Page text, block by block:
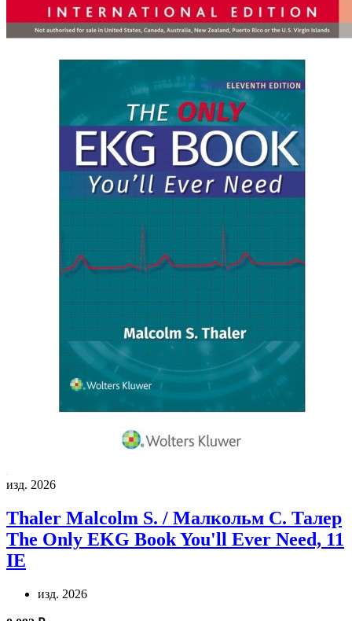
изд. 2026
Thaler Malcolm S. / Малкольм С. Талер
The Only EKG Book You'll Ever Need, 11
IE
изд. 2026